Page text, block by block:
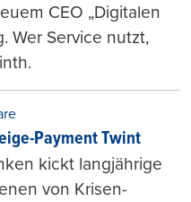
CEO „Digitalen
Wer Service nutzt,
Payment Twint
kickt langjährige
von Krisen-